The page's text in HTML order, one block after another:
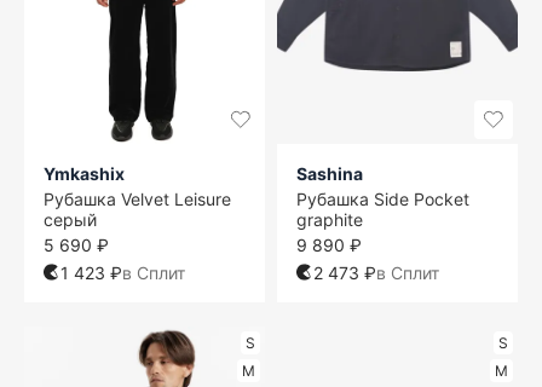
Ymkashix
Рубашка Velvet Leisure
серый
5 690 ₽
1 423 ₽в Сплит
Sashina
Рубашка Side Pocket
graphite
9 890 ₽
2 473 ₽в Сплит
S
M
S
M